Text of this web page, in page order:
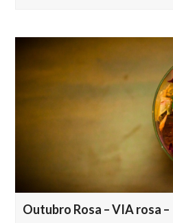
Outubro Rosa – VIA rosa –